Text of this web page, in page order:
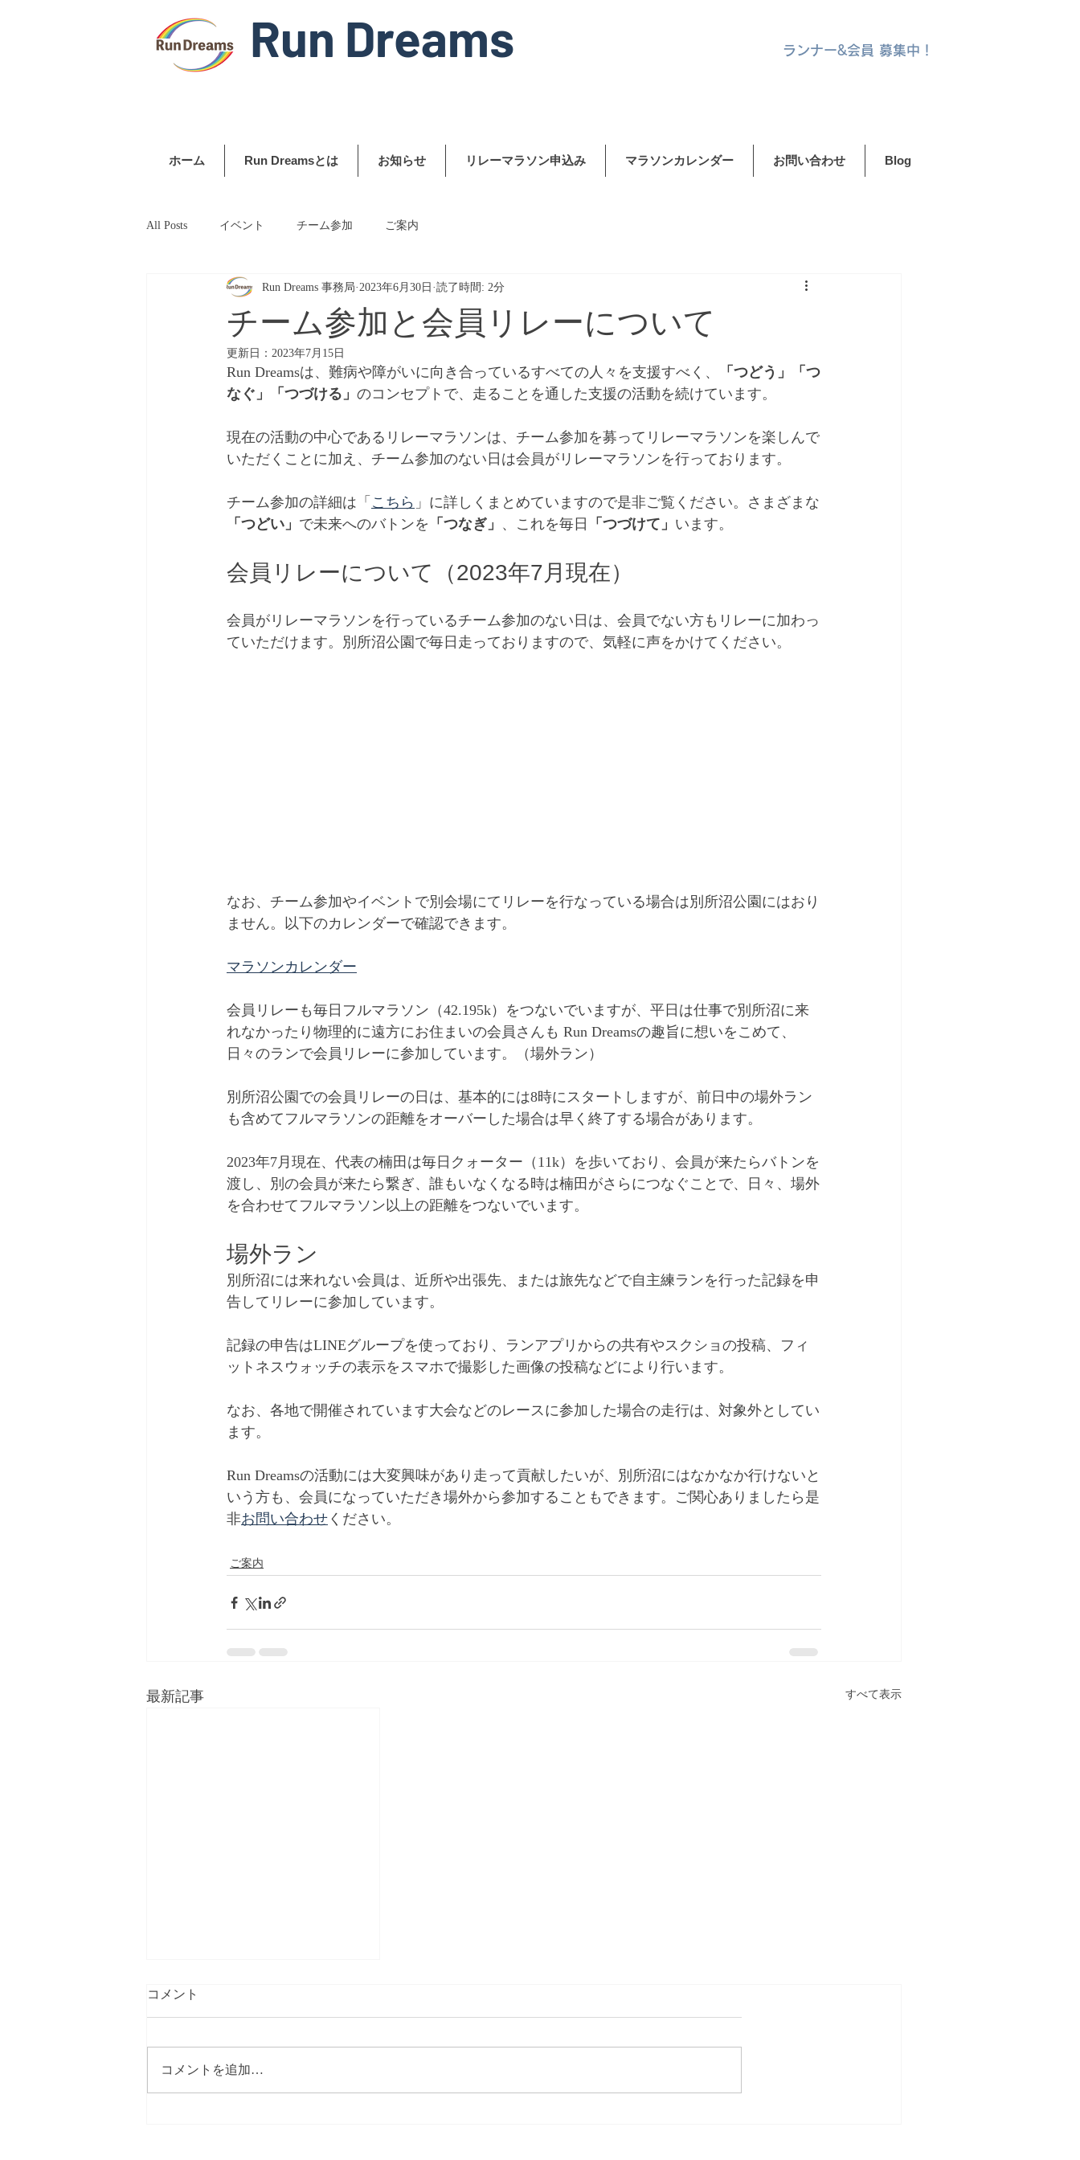
Run Dreams ランナー&会員 募集中！
ホーム Run Dreamsとは お知らせ リレーマラソン申込み マラソンカレンダー お問い合わせ Blog
All Posts イベント チーム参加 ご案内
チーム参加と会員リレーについて
Run Dreams 事務局 2023年6月30日 読了時間: 2分
更新日： 2023年7月15日
Run Dreamsは、難病や障がいに向き合っているすべての人々を支援すべく、
「つどう」「つ
なぐ」「つづける」 のコンセプトで、走ることを通した支援の活動を続けています。
現在の活動の中心であるリレーマラソンは、チーム参加を募ってリレーマラソンを楽しんで
いただくことに加え、チーム参加のない日は会員がリレーマラソンを行っております。
チーム参加の詳細は「 こちら 」に詳しくまとめていますので是非ご覧ください。さまざまな
「つどい」 で未来へのバトンを 「つなぎ」 、これを毎日 「つづけて」 います。
会員リレーについて（2023年7月現在）
会員がリレーマラソンを行っているチーム参加のない日は、会員でない方もリレーに加わっ
ていただけます。別所沼公園で毎日走っておりますので、気軽に声をかけてください。
なお、チーム参加やイベントで別会場にてリレーを行なっている場合は別所沼公園にはおり
ません。以下のカレンダーで確認できます。
マラソンカレンダー
会員リレーも毎日フルマラソン（42.195k）をつないでいますが、平日は仕事で別所沼に来
れなかったり物理的に遠方にお住まいの会員さんも Run Dreamsの趣旨に想いをこめて、
日々のランで会員リレーに参加しています。（場外ラン）
別所沼公園での会員リレーの日は、基本的には8時にスタートしますが、前日中の場外ラン
も含めてフルマラソンの距離をオーバーした場合は早く終了する場合があります。
2023年7月現在、代表の楠田は毎日クォーター（11k）を歩いており、会員が来たらバトンを
渡し、別の会員が来たら繋ぎ、誰もいなくなる時は楠田がさらにつなぐことで、日々、場外
を合わせてフルマラソン以上の距離をつないでいます。
場外ラン
別所沼には来れない会員は、近所や出張先、または旅先などで自主練ランを行った記録を申
告してリレーに参加しています。
記録の申告はLINEグループを使っており、ランアプリからの共有やスクショの投稿、フィ
ットネスウォッチの表示をスマホで撮影した画像の投稿などにより行います。
なお、各地で開催されています大会などのレースに参加した場合の走行は、対象外としてい
ます。
Run Dreamsの活動には大変興味があり走って貢献したいが、別所沼にはなかなか行けないと
いう方も、会員になっていただき場外から参加することもできます。ご関心ありましたら是
非お問い合わせ ください。
ご案内
最新記事 すべて表示
コメント
コメントを追加…